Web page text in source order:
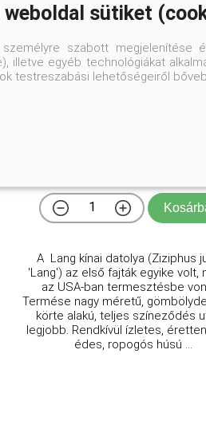
A Lang kínai datolya (Ziziphus
'Lang') az első fajták egyike volt,
az USA-ban termesztésbe
Termése nagy méretű,
körte alakú, teljes színeződés
legjobb. Rendkívül ízletes,
édes, ropogós húsú ...
weboldal sütiket
személyre szabott megjelenítése
illetve egyéb technológiákat
testreszabási lehetőségeiről